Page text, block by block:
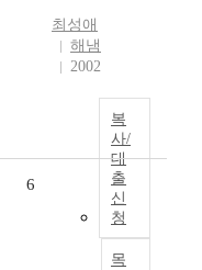
최성애
해냄
2002
복
사/
대
출
신
청
목
6